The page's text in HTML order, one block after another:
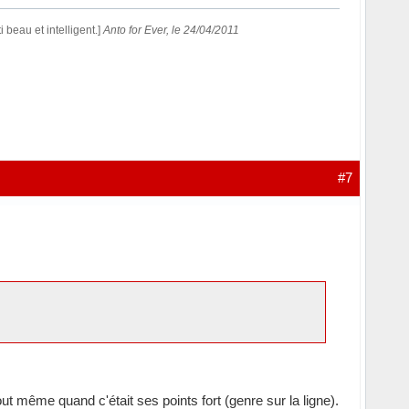
beau et intelligent.]Anto for Ever, le 24/04/2011
#7
même quand c'était ses points fort (genre sur la ligne).